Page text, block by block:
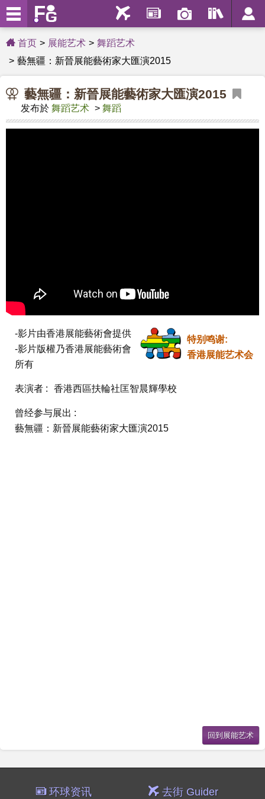
首页 展能艺术
舞蹈艺术
藝無疆：新晉展能藝術家大匯演2015
藝無疆：新晉展能藝術家大匯演2015
发布於 舞蹈艺术 > 舞蹈
特别鸣谢:
香港展能艺术会
-影片由香港展能藝術會提供
-影片版權乃香港展能藝術會
所有
表演者 : 香港西區扶輪社匡智晨輝學校
曾经参与展出 :
藝無疆：新晉展能藝術家大匯演2015
环球资讯 去街 Guider